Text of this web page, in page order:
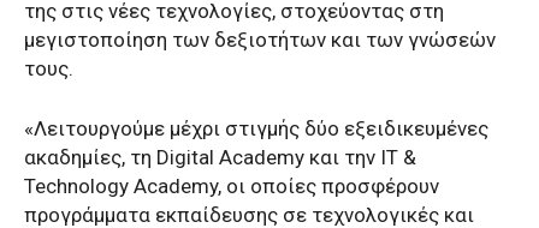
της στις νέες τεχνολογίες, στοχεύοντας στη
μεγιστοποίηση των δεξιοτήτων και των γνώσεών
τους.
«Λειτουργούμε μέχρι στιγμής δύο εξειδικευμένες
ακαδημίες, τη Digital Academy και την IT &
Technology Academy, οι οποίες προσφέρουν
προγράμματα εκπαίδευσης σε τεχνολογικές και